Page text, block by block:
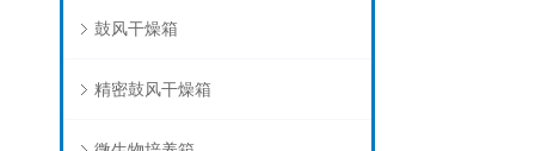
鼓风干燥箱
精密鼓风干燥箱